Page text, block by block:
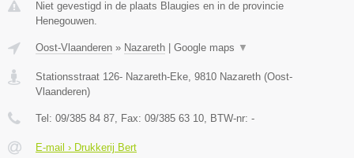
Niet gevestigd in de plaats Blaugies en in de provincie
Henegouwen.
Oost-Vlaanderen » Nazareth | Google maps ▼
Stationsstraat 126- Nazareth-Eke 9810 Nazareth (Oost-
Vlaanderen)
Tel: 09/385 84 87 , Fax: 09/385 63 10 , BTW-nr: -
E-mail › Drukkerij Bert